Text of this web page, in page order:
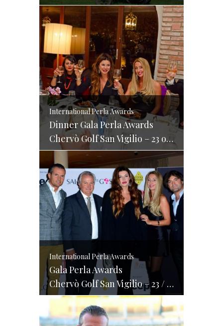
International Perla Awards
Dinner Gala Perla Awards
Chervò Golf San Vigilio – 23 ottobre 2015
International Perla Awards
Gala Perla Awards
Chervò Golf San Vigilio – 23 / 24 ottobre 2015